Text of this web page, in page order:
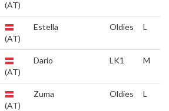
(AT)
(AT)
Estella Oldies L
(AT)
Dario LK1 M
(AT)
Zuma Oldies L